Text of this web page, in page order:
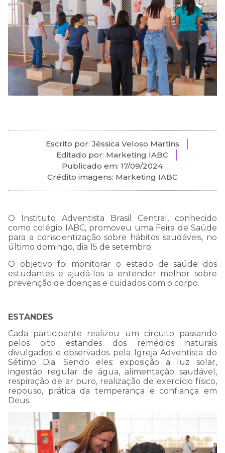
Escrito por: Jéssica Veloso Martins
Editado por: Marketing IABC
Publicado em: 17/09/2024
Crédito imagens: Marketing IABC
O Instituto Adventista Brasil Central, conhecido
como colégio IABC, promoveu uma Feira de Saúde
para a conscientização sobre hábitos saudáveis, no
último domingo, dia 15 de setembro.
O objetivo foi monitorar o estado de saúde dos
estudantes e ajudá-los a entender melhor sobre
prevenção de doenças e cuidados com o corpo.
ESTANDES
Cada participante realizou um circuito passando
pelos oito estandes dos remédios naturais
divulgados e observados pela Igreja Adventista do
Sétimo Dia. Sendo eles: exposição a luz solar,
ingestão regular de água, alimentação saudável,
respiração de ar puro, realização de exercício físico,
repouso, prática da temperança e confiança em
Deus.